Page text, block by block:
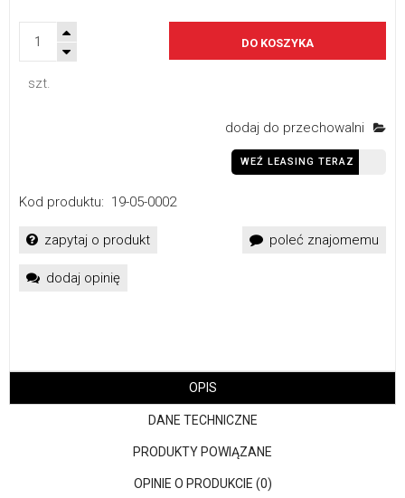
szt.
DO KOSZYKA
dodaj do przechowalni
WEŹ LEASING TERAZ
Kod produktu: 19-05-0002
zapytaj o produkt poleć znajomemu
dodaj opinię
OPIS
DANE TECHNICZNE
PRODUKTY POWIĄZANE
OPINIE O PRODUKCIE (0)